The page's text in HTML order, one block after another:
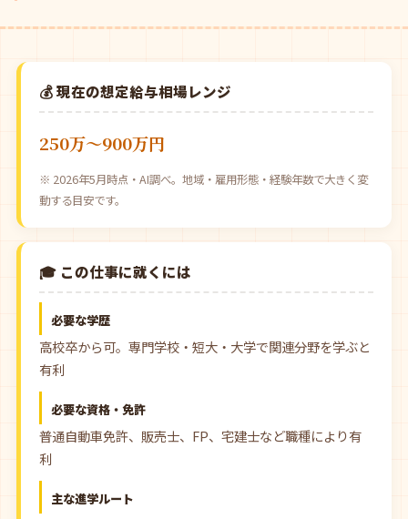
💰 現在の想定給与相場レンジ
250万〜900万円
※ 2026年5月時点・AI調べ。地域・雇用形態・経験年数で大きく変
動する目安です。
🎓 この仕事に就くには
必要な学歴
高校卒から可。専門学校・短大・大学で関連分野を学ぶと
有利
必要な資格・免許
普通自動車免許、販売士、FP、宅建士など職種により有
利
主な進学ルート